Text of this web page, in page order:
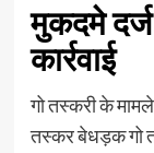
मुकदमे
कार्रवाई
गो तस्करी के
तस्कर बेधड़क गो